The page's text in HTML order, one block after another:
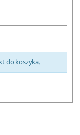
do koszyka.